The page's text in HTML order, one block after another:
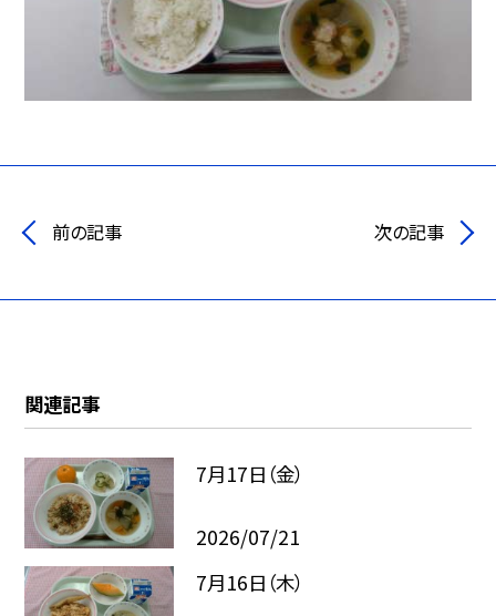
前の記事 次の記事
関連記事
7月17日（金）
2026/07/21
7月16日（木）